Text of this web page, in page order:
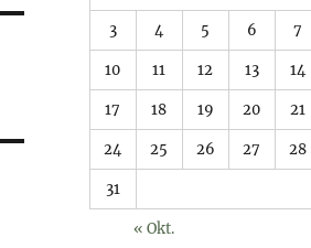
3 4 5 6 7
10 11 12 13 14
17 18 19 20 21
24 25 26 27 28
31
« Okt.